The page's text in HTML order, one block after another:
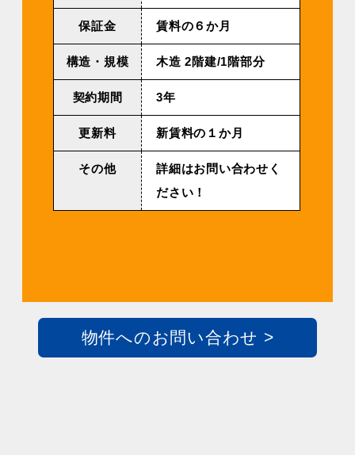
保証金 賃料の６か月
構造・規模 ⽊造 2階建/1階部分
契約期間 3年
更新料 新賃料の１か月
その他
詳細はお問い合わせく
ださい！
物件へのお問い合わせ >